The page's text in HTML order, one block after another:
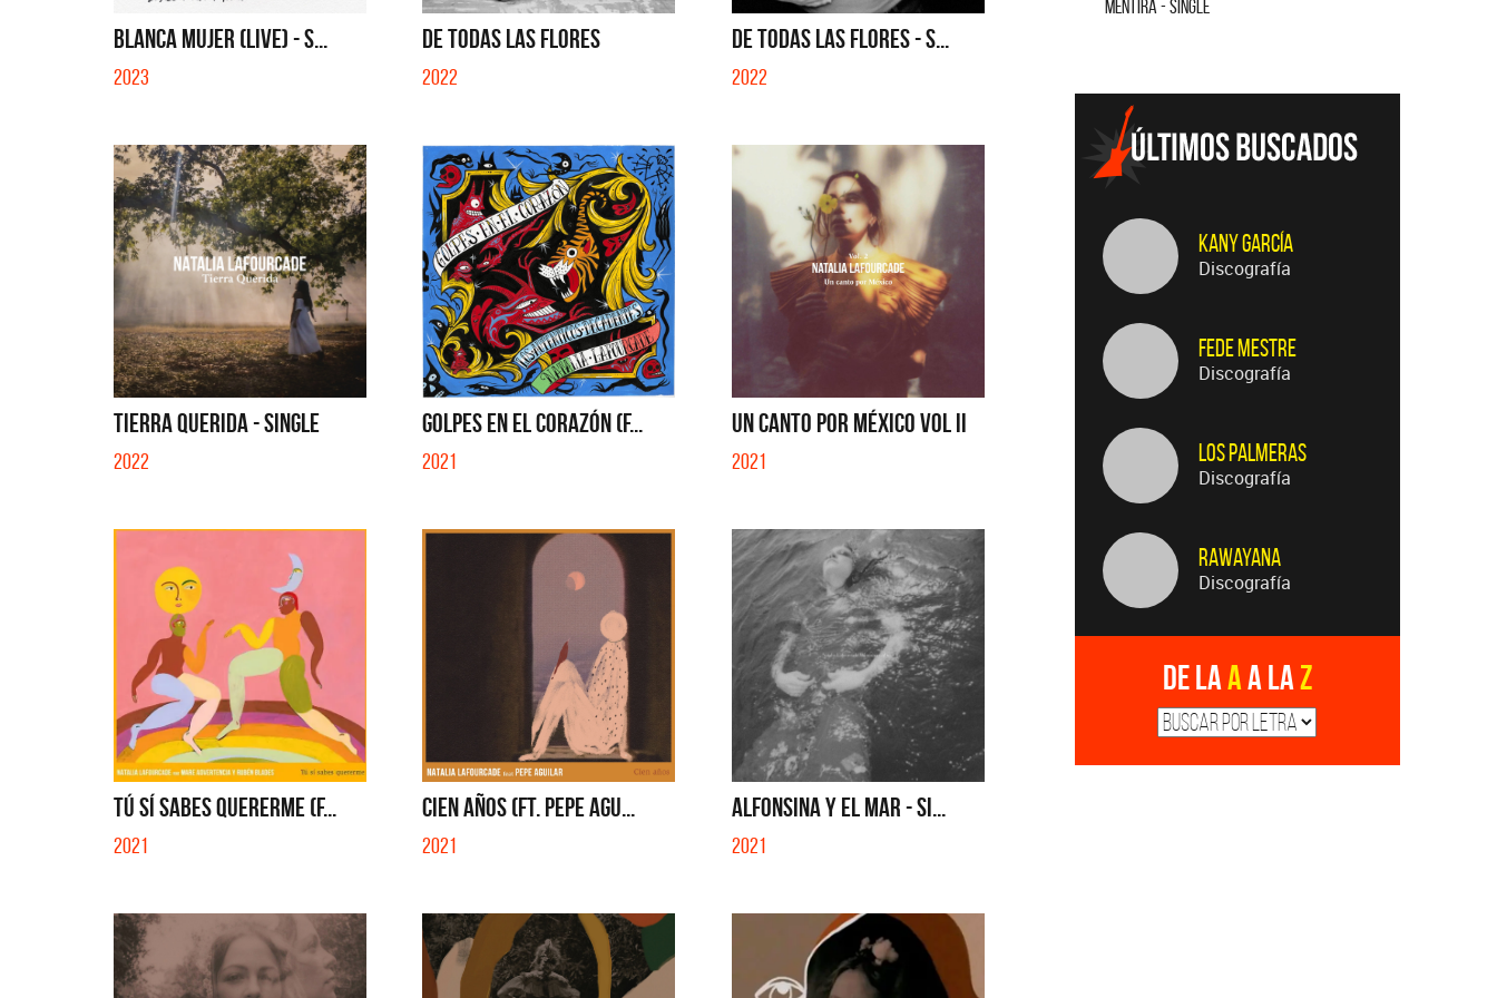
BLANCA MUJER (LIVE) - S...
2023
DE TODAS LAS FLORES
2022
DE TODAS LAS FLORES - S...
2022
TIERRA QUERIDA - SINGLE
2022
GOLPES EN EL CORAZÓN (F...
2021
UN CANTO POR MÉXICO VOL II
2021
TÚ SÍ SABES QUERERME (F...
2021
CIEN AÑOS (FT. PEPE AGU...
2021
ALFONSINA Y EL MAR - SI...
2021
SI NO ES CON VOS - SINGLE MENTIRA - SINGLE
Kany García
Discografía
Fede Mestre
Discografía
Los Palmeras
Discografía
Rawayana
Discografía
De laAa laZ